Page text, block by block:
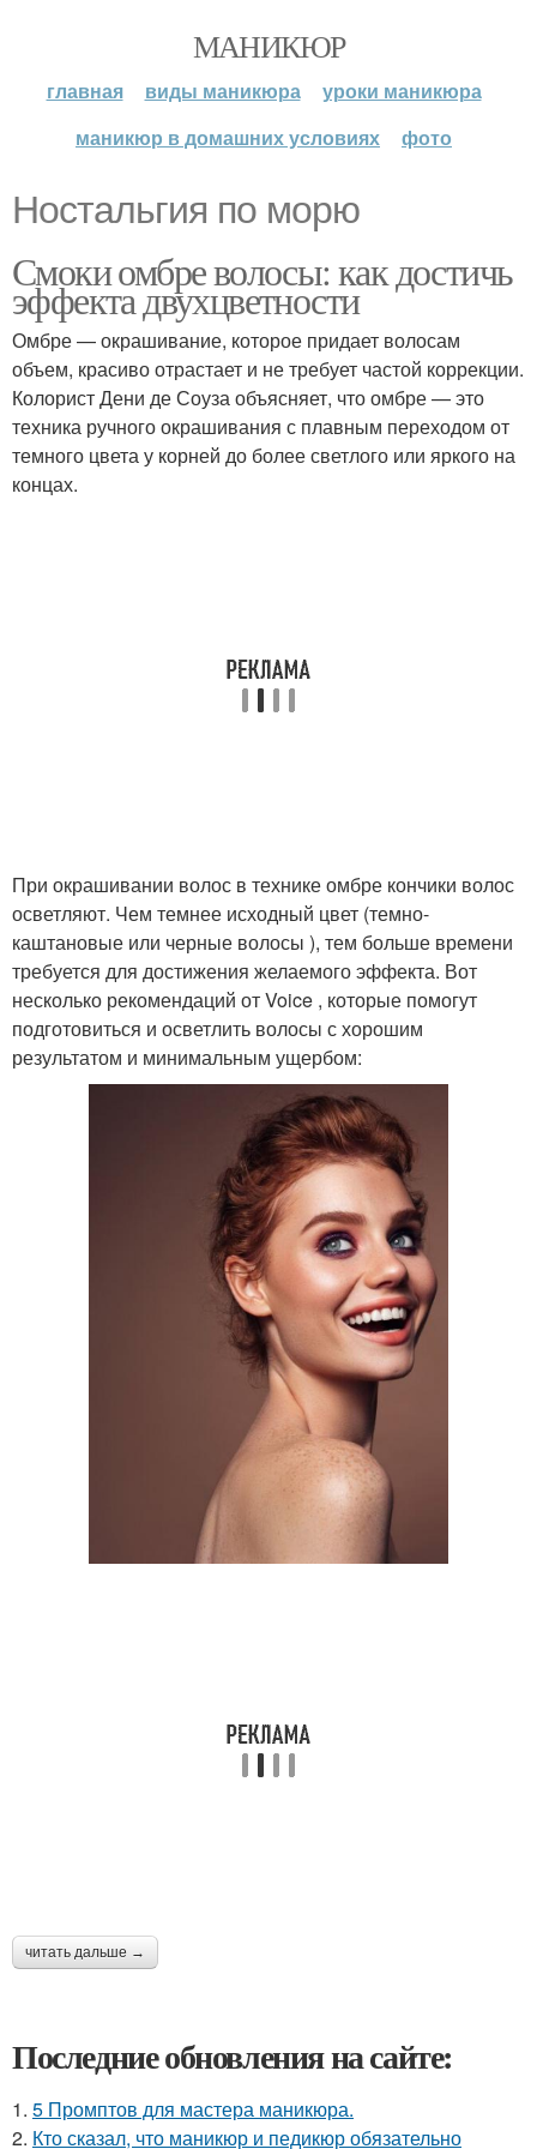
МАНИКЮР
главная виды маникюра
уроки маникюра
маникюр в домашних условиях
фото
Ностальгия по морю
Смоки омбре волосы: как достичь
эффекта двухцветности
Омбре — окрашивание, которое придает волосам
объем, красиво отрастает и не требует частой коррекции.
Колорист Дени де Соуза объясняет, что омбре — это
техника ручного окрашивания с плавным переходом от
темного цвета у корней до более светлого или яркого на
концах.
При окрашивании волос в технике омбре кончики волос
осветляют. Чем темнее исходный цвет (темно-
каштановые или черные волосы ), тем больше времени
требуется для достижения желаемого эффекта. Вот
несколько рекомендаций от Voice , которые помогут
подготовиться и осветлить волосы с хорошим
результатом и минимальным ущербом:
читать дальше →
Последние обновления на сайте:
1. 5 Промптов для мастера маникюра.
2. Кто сказал, что маникюр и педикюр обязательно